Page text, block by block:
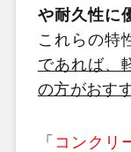
や耐久性に
これらの特
であれば、
の方がおす
「 コンクリ